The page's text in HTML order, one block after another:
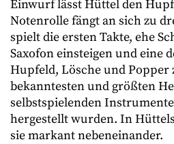
Einwurf lässt Hüttel den
Notenrolle fängt an sich zu
spielt die ersten Takte, ehe
Saxofon einsteigen und eine
Hupfeld, Lösche und Popper
bekanntesten und größten
selbstspielenden
hergestellt wurden. In
sie markant nebeneinander.